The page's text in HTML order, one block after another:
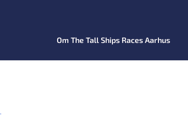
Om The Tall Ships Races Aarhus